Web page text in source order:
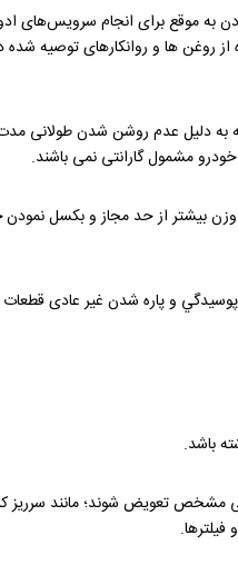
به دلیل عدم روشن شدن طولانی
مشمول گارانتی نمی باشند.
وزن بیشتر از حد مجاز و بکسل
پوسيدگي و پاره شدن غیر عادی
مشخص تعویض شوند؛ مانند سرریز